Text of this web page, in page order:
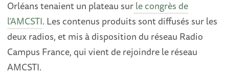
Orléans tenaient un plateau surle congrès de
l’AMCSTI. Les contenus produits sont diffusés sur les
deux radios, et mis à disposition du réseau Radio
Campus France, qui vient de rejoindre le réseau
AMCSTI.